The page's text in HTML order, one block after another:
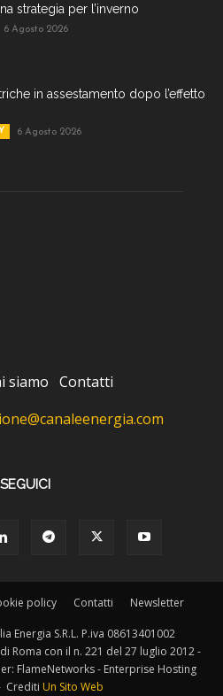
strategia per l’inverno
6 Agosto 2026
in assestamento dopo l’effetto
6 Agosto 2026
siamo Contatti
SEGUICI
policy Contatti Newsletter
Energia S.R.L. P.iva 08613401002
Roma con il n. 221 del 27 luglio 2012 -
FlameNetworks - Enterprise Hosting
Crediti Un Sito Web